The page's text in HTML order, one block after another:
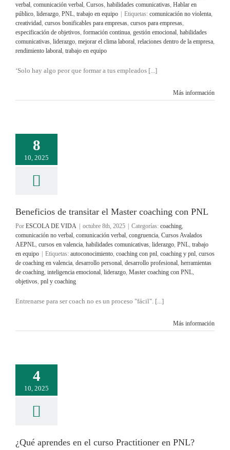
verbal, comunicación verbal, Cursos, habilidades comunicativas, Hablar en
público, liderazgo, PNL, trabajo en equipo Etiquetas: comunicación no violenta,
creatividad, cursos bonificables para empresas, cursos para empresas,
especificación de objetivos, formación continua, gestión emocional, habilidades
comunicativas, liderazgo, mejorar el clima laboral, relaciones dentro de la empresa,
rendimiento laboral, trabajo en equipo
‘Solo hay algo peor que formar a tus empleados [...]
Más información
8
10, 2025
Beneficios de transitar el Master coaching con PNL
Por ESCOLA DE VIDA octubre 8th, 2025 Categorías: coaching,
comunicación no verbal, comunicación verbal, congruencia, Cursos Avalados
AEPNL, cursos en valencia, habilidades comunicativas, liderazgo, PNL, trabajo
en equipo
Etiquetas: autoconocimiento, coaching con pnl, coaching y pnl, cursos
de coaching en valencia, desarrollo personal, desarrollo profesional, herramientas
de coaching, inteligencia emocional, liderazgo, Master coaching con PNL,
objetivos, pnl y coaching
Entrenarse para ser coach no es un proceso "fácil". [...]
Más información
4
10, 2025
¿Qué aprendes en el curso Practitioner en PNL?